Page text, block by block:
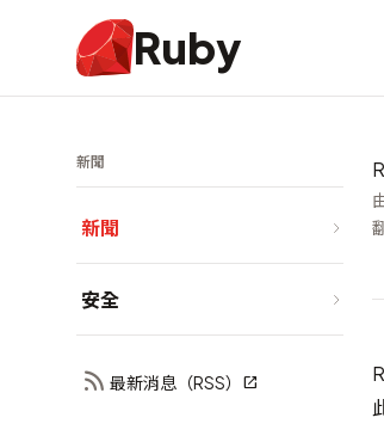
Ruby
新聞
新聞
安全
最新消息（RSS）